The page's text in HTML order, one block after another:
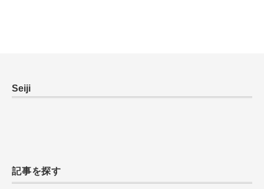
Seiji
記事を探す